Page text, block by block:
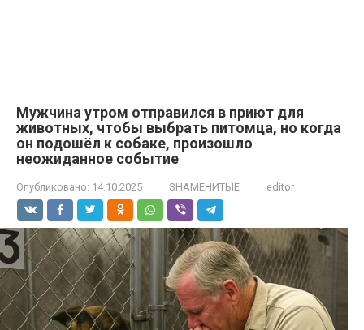
Мужчина утром отправился в приют для
животных, чтобы выбрать питомца, но когда
он подошёл к собаке, произошло
неожиданное событие
Опубликовано: 14.10.2025 ЗНАМЕНИТЫЕ editor